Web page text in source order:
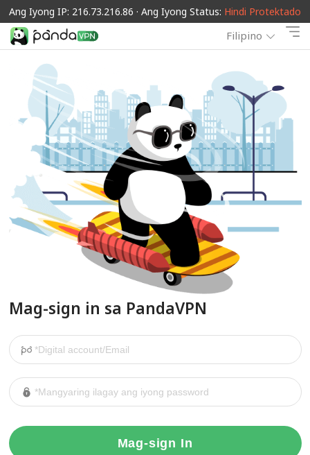
Ang Iyong IP: 216.73.216.86 · Ang Iyong Status: Hindi Protektado
Filipino
Mag-sign in sa PandaVPN
Mag-sign In